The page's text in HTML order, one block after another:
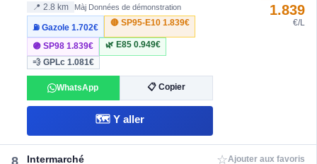
📍 2.8 km Màj Données de démonstration
⛽ Gazole1.702€
🔴 SP95-E10 1.839€
🟣 SP981.839€ 🌿 E85 0.949€
💨 GPLc1.081€
WhatsApp 📋 Copier
🗺️ Y aller
1.839
€/L
Intermarché ☆Ajouter aux favoris